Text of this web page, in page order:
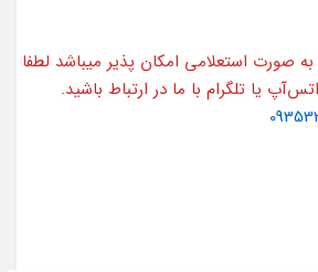
صورت استعلامی امکان پذیر میباشد لطفا
یا تلگرام با ما در ارتباط باشید.